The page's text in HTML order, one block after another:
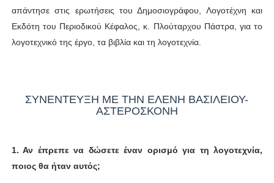
απάντησε στις ερωτήσεις του Δημοσιογράφου, Λογοτέχνη και
Εκδότη του Περιοδικού Κέφαλος, κ. Πλούταρχου Πάστρα, για το
λογοτεχνικό της έργο, τα βιβλία και τη λογοτεχνία.
ΣΥΝΕΝΤΕΥΞΗ ΜΕ ΤΗΝ ΕΛΕΝΗ ΒΑΣΙΛΕΙΟΥ-
ΑΣΤΕΡΟΣΚΟΝΗ
1. Αν έπρεπε να δώσετε έναν ορισμό για τη λογοτεχνία,
ποιος θα ήταν αυτός;